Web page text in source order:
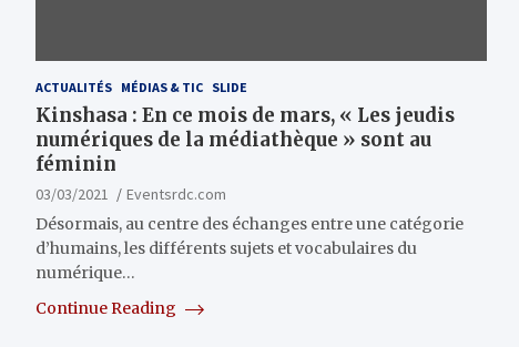
ACTUALITÉS MÉDIAS & TIC SLIDE
Kinshasa : En ce mois de mars, « Les jeudis
numériques de la médiathèque » sont au
féminin
03/03/2021
Eventsrdc.com
Désormais, au centre des échanges entre une catégorie
d’humains, les différents sujets et vocabulaires du
numérique…
Continue Reading